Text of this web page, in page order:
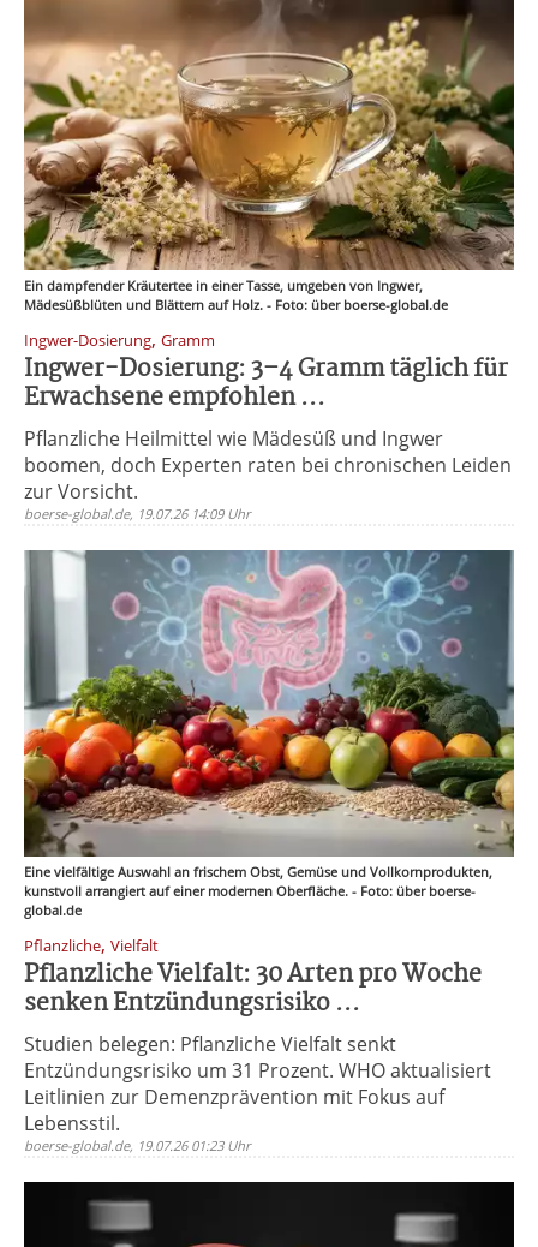
Ein dampfender Kräutertee in einer Tasse, umgeben von Ingwer,
Mädesüßblüten und Blättern auf Holz. - Foto: über boerse-global.de
Ingwer-Dosierung, Gramm
Ingwer-Dosierung: 3–4 Gramm täglich für
Erwachsene empfohlen ...
Pflanzliche Heilmittel wie Mädesüß und Ingwer
boomen, doch Experten raten bei chronischen Leiden
zur Vorsicht.
boerse-global.de, 19.07.26 14:09 Uhr
Eine vielfältige Auswahl an frischem Obst, Gemüse und Vollkornprodukten,
kunstvoll arrangiert auf einer modernen Oberfläche. - Foto: über boerse-
global.de
Pflanzliche, Vielfalt
Pflanzliche Vielfalt: 30 Arten pro Woche
senken Entzündungsrisiko ...
Studien belegen: Pflanzliche Vielfalt senkt
Entzündungsrisiko um 31 Prozent. WHO aktualisiert
Leitlinien zur Demenzprävention mit Fokus auf
Lebensstil.
boerse-global.de, 19.07.26 01:23 Uhr